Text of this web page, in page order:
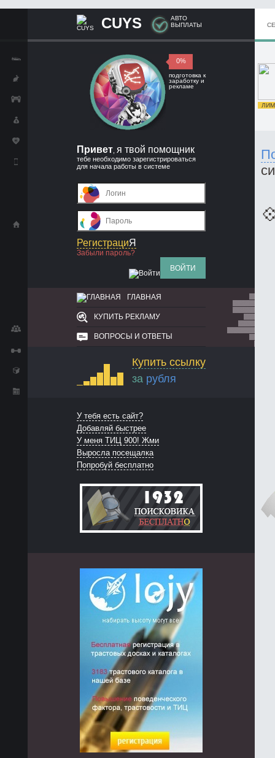
CUYS
АВТО
ВЫПЛАТЫ
0%
подготовка к
заработку и
рекламе
Привет я твой помощник
тебе необходимо зарегистрироваться
для начала работы в системе
РегистрациЯ
Забыли пароль?
ВОЙТИ
ГЛАВНАЯ
КУПИТЬ РЕКЛАМУ
ВОПРОСЫ И ОТВЕТЫ
Купить ссылку
за рубля
У тебя есть сайт?
Добавляй быстрее
У меня ТИЦ 900! Жми
Выросла посещалка
Попробуй бесплатно